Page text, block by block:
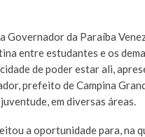
Governador da Paraíba
entre estudantes e os
de poder estar ali,
prefeito de Campina
em diversas áreas.
a oportunidade para, na